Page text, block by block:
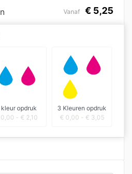
Vanaf € 5,25
kleur opdruk
0,00 - € 2,10
3 Kleuren opdruk
€ 0,00 - € 3,05